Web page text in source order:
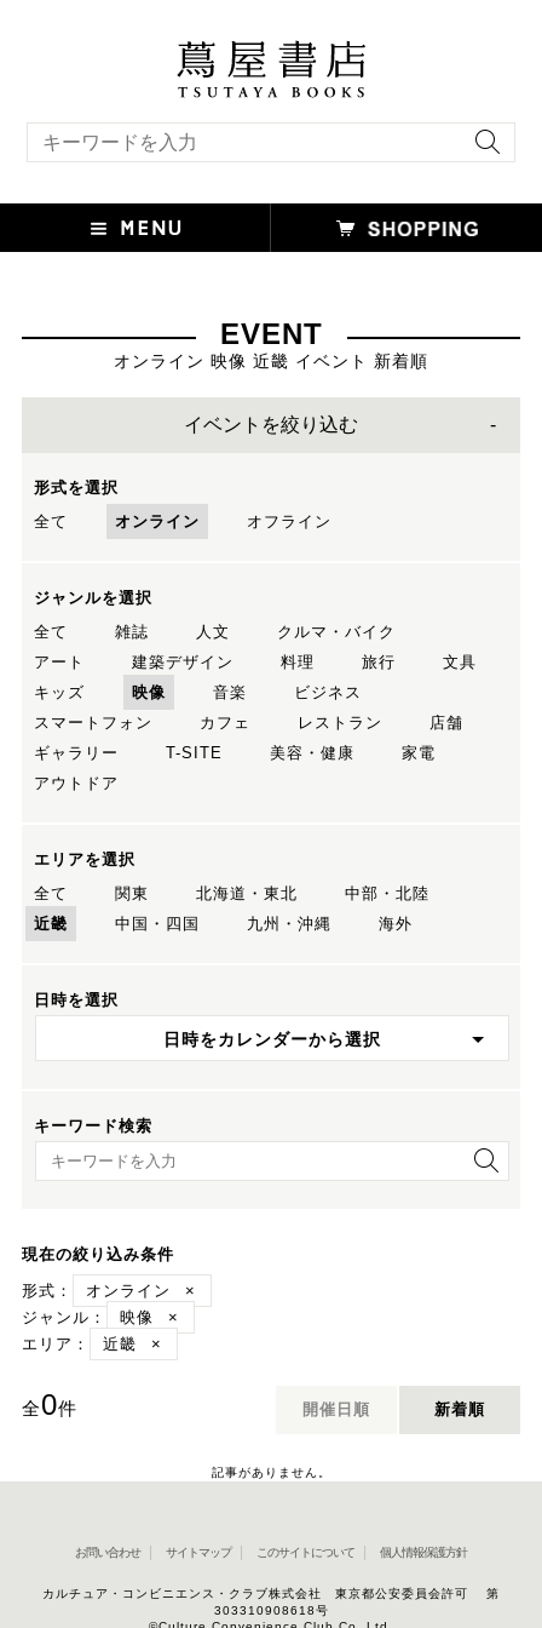
EVENT
オンライン 映像 近畿 イベント 新着順
イベントを絞り込む
形式を選択
全て
オンライン オフライン
ジャンルを選択
全て
雑誌 人文
クルマ・バイク
アート
建築デザイン 料理 旅行
文具
キッズ
映像 音楽
ビジネス
スマートフォン
カフェ レストラン
店舗
ギャラリー
T-SITE 美容・健康
家電
アウトドア
エリアを選択
全て
関東 北海道・東北
中部・北陸
近畿
中国・四国 九州・沖縄 海外
日時を選択
日時をカレンダーから選択
キーワード検索
キーワード検索
現在の絞り込み条件
形式：
オンライン
×
ジャンル：
映像
×
エリア：
近畿 ×
全0件 開催日順 新着順
記事がありません。
お問い合わせ サイトマップ このサイトについて 個人情報保護方針
カルチュア・コンビニエンス・クラブ株式会社 東京都公安委員会許可 第
303310908618号